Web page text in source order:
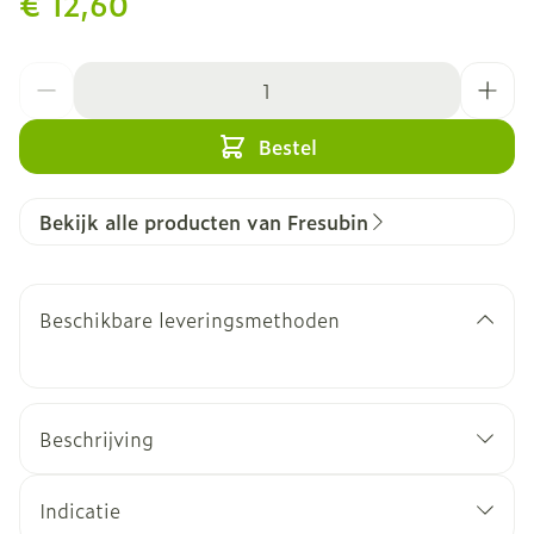
Bestel
Bekijk alle producten van Fresubin
Beschikbare leveringsmethoden
Beschrijving
Indicatie